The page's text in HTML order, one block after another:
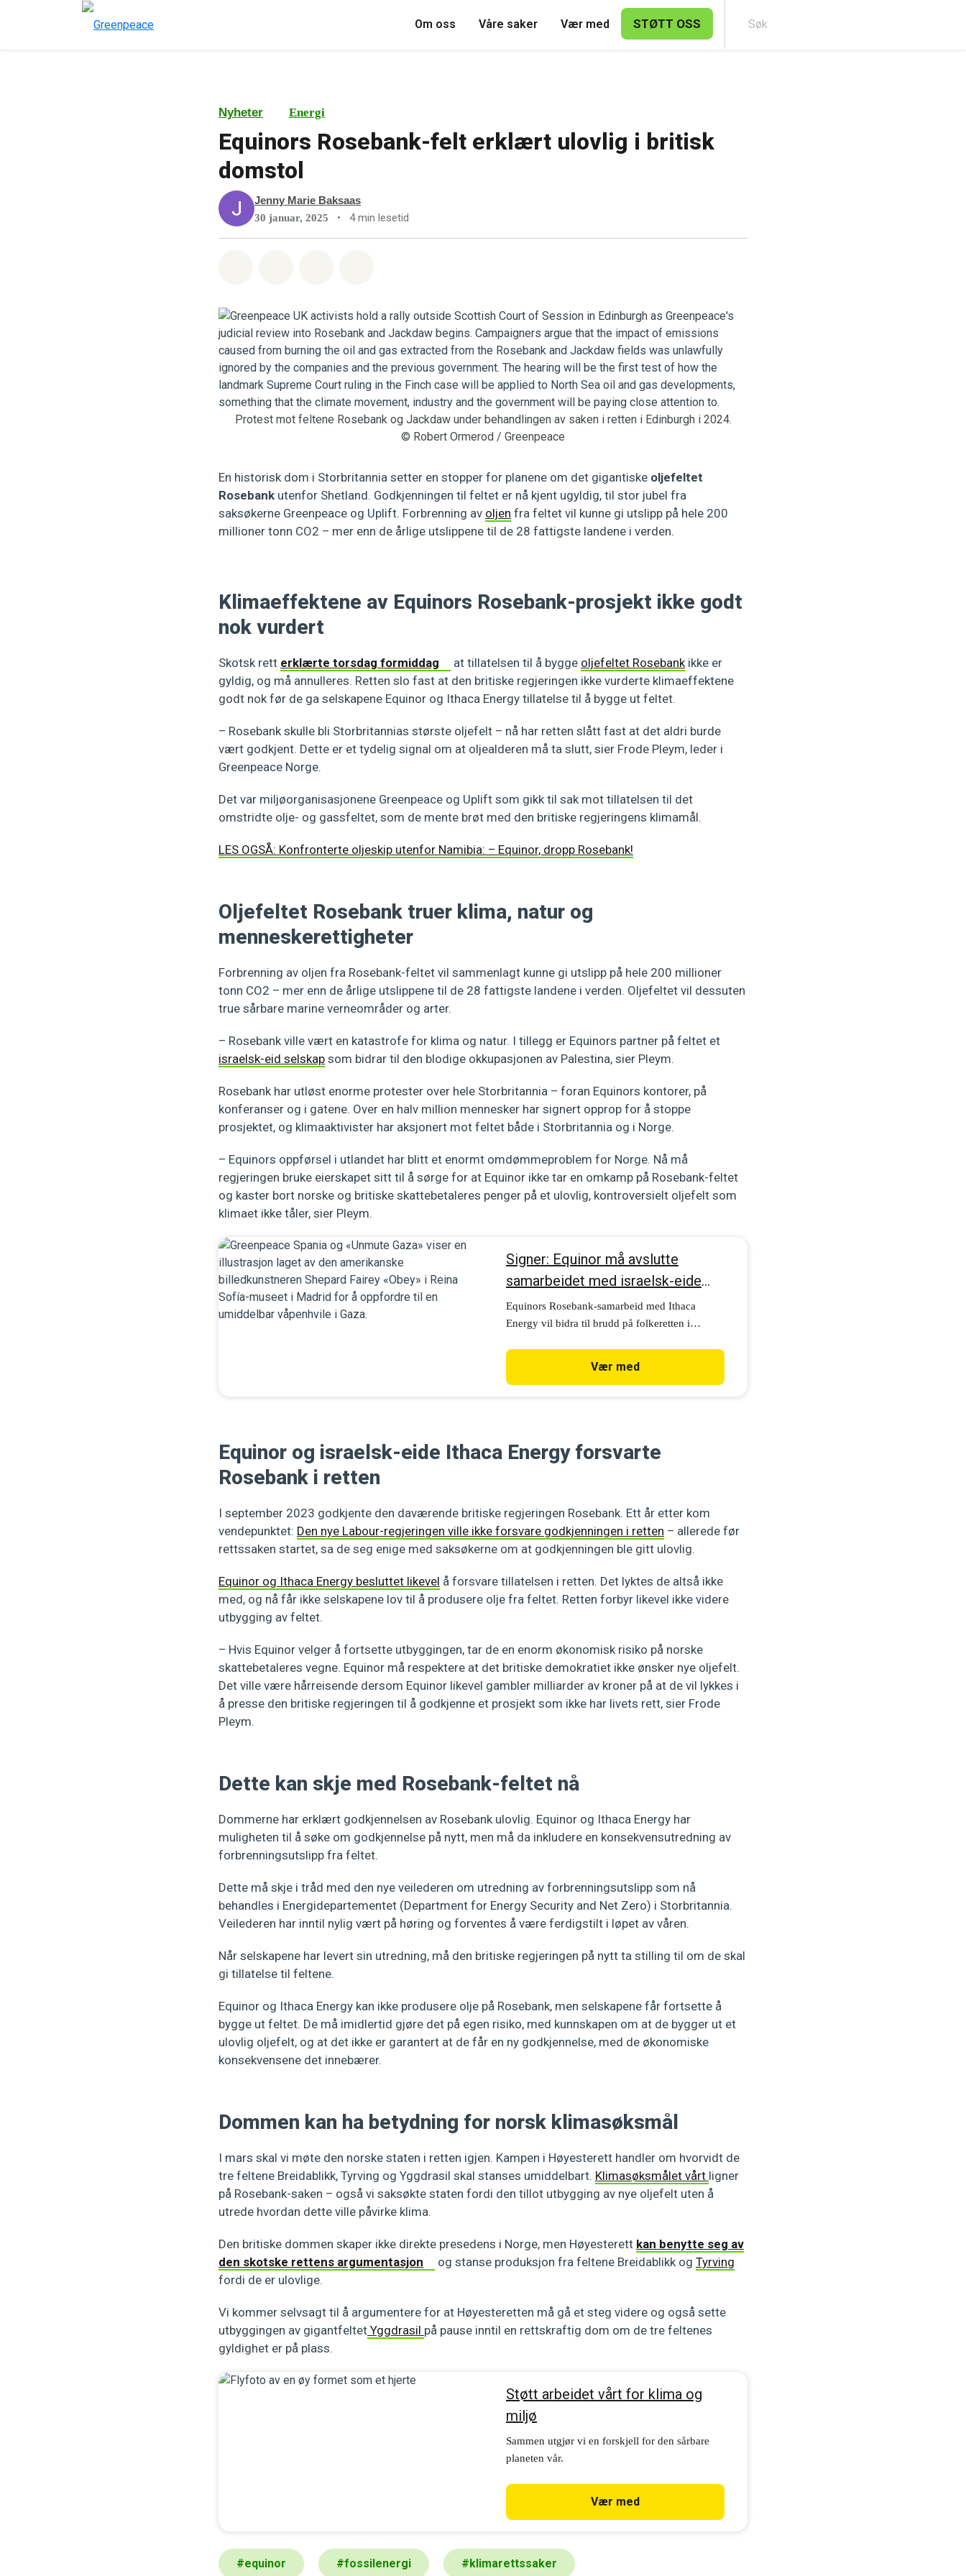
Om oss Våre saker Vær med STØTT OSS
Nyheter Energi
Equinors Rosebank-felt erklært ulovlig i britisk
domstol
Jenny Marie Baksaas
30 januar, 2025 • 4 min lesetid
Protest mot feltene Rosebank og Jackdaw under behandlingen av saken i retten i Edinburgh i 2024.
© Robert Ormerod / Greenpeace
En historisk dom i Storbritannia setter en stopper for planene om det gigantiske oljefeltet
Rosebank utenfor Shetland. Godkjenningen til feltet er nå kjent ugyldig, til stor jubel fra
saksøkerne Greenpeace og Uplift. Forbrenning av oljen fra feltet vil kunne gi utslipp på hele 200
millioner tonn CO2 – mer enn de årlige utslippene til de 28 fattigste landene i verden.
Klimaeffektene av Equinors Rosebank-prosjekt ikke godt
nok vurdert
Skotsk rett erklærte torsdag formiddag at tillatelsen til å bygge oljefeltet Rosebankikke er
gyldig, og må annulleres. Retten slo fast at den britiske regjeringen ikke vurderte klimaeffektene
godt nok før de ga selskapene Equinor og Ithaca Energy tillatelse til å bygge ut feltet.
– Rosebank skulle bli Storbritannias største oljefelt – nå har retten slått fast at det aldri burde
vært godkjent. Dette er et tydelig signal om at oljealderen må ta slutt, sier Frode Pleym, leder i
Greenpeace Norge.
Det var miljøorganisasjonene Greenpeace og Uplift som gikk til sak mot tillatelsen til det
omstridte olje- og gassfeltet, som de mente brøt med den britiske regjeringens klimamål.
LES OGSÅ: Konfronterte oljeskip utenfor Namibia: – Equinor, dropp Rosebank!
Oljefeltet Rosebank truer klima, natur og
menneskerettigheter
Forbrenning av oljen fra Rosebank-feltet vil sammenlagt kunne gi utslipp på hele 200 millioner
tonn CO2 – mer enn de årlige utslippene til de 28 fattigste landene i verden. Oljefeltet vil dessuten
true sårbare marine verneområder og arter.
– Rosebank ville vært en katastrofe for klima og natur. I tillegg er Equinors partner på feltet et
israelsk-eid selskap som bidrar til den blodige okkupasjonen av Palestina, sier Pleym.
Rosebank har utløst enorme protester over hele Storbritannia – foran Equinors kontorer, på
konferanser og i gatene. Over en halv million mennesker har signert opprop for å stoppe
prosjektet, og klimaaktivister har aksjonert mot feltet både i Storbritannia og i Norge.
– Equinors oppførsel i utlandet har blitt et enormt omdømmeproblem for Norge. Nå må
regjeringen bruke eierskapet sitt til å sørge for at Equinor ikke tar en omkamp på Rosebank-feltet
og kaster bort norske og britiske skattebetaleres penger på et ulovlig, kontroversielt oljefelt som
klimaet ikke tåler, sier Pleym.
Signer: Equinor må avslutte
samarbeidet med israelsk-eide
Ithaca Energy
Equinors Rosebank-samarbeid med Ithaca
Energy vil bidra til brudd på folkeretten i
selskap, israelske Delek Group.
Vær med
Equinor og israelsk-eide Ithaca Energy forsvarte
Rosebank i retten
I september 2023 godkjente den daværende britiske regjeringen Rosebank. Ett år etter kom
vendepunktet: Den nye Labour-regjeringen ville ikke forsvare godkjenningen i retten – allerede før
rettssaken startet, sa de seg enige med saksøkerne om at godkjenningen ble gitt ulovlig.
Equinor og Ithaca Energy besluttet likevel å forsvare tillatelsen i retten. Det lyktes de altså ikke
med, og nå får ikke selskapene lov til å produsere olje fra feltet. Retten forbyr likevel ikke videre
utbygging av feltet.
– Hvis Equinor velger å fortsette utbyggingen, tar de en enorm økonomisk risiko på norske
skattebetaleres vegne. Equinor må respektere at det britiske demokratiet ikke ønsker nye oljefelt.
Det ville være hårreisende dersom Equinor likevel gambler milliarder av kroner på at de vil lykkes i
å presse den britiske regjeringen til å godkjenne et prosjekt som ikke har livets rett, sier Frode
Pleym.
Dette kan skje med Rosebank-feltet nå
Dommerne har erklært godkjennelsen av Rosebank ulovlig. Equinor og Ithaca Energy har
muligheten til å søke om godkjennelse på nytt, men må da inkludere en konsekvensutredning av
forbrenningsutslipp fra feltet.
Dette må skje i tråd med den nye veilederen om utredning av forbrenningsutslipp som nå
behandles i Energidepartementet (Department for Energy Security and Net Zero) i Storbritannia.
Veilederen har inntil nylig vært på høring og forventes å være ferdigstilt i løpet av våren.
Når selskapene har levert sin utredning, må den britiske regjeringen på nytt ta stilling til om de skal
gi tillatelse til feltene.
Equinor og Ithaca Energy kan ikke produsere olje på Rosebank, men selskapene får fortsette å
bygge ut feltet. De må imidlertid gjøre det på egen risiko, med kunnskapen om at de bygger ut et
ulovlig oljefelt, og at det ikke er garantert at de får en ny godkjennelse, med de økonomiske
konsekvensene det innebærer.
Dommen kan ha betydning for norsk klimasøksmål
I mars skal vi møte den norske staten i retten igjen. Kampen i Høyesterett handler om hvorvidt de
tre feltene Breidablikk, Tyrving og Yggdrasil skal stanses umiddelbart. Klimasøksmålet vårt ligner
på Rosebank-saken – også vi saksøkte staten fordi den tillot utbygging av nye oljefelt uten å
utrede hvordan dette ville påvirke klima.
Den britiske dommen skaper ikke direkte presedens i Norge, men Høyesterett kan benytte seg av
den skotske rettens argumentasjon
og stanse produksjon fra feltene Breidablikk og Tyrving
fordi de er ulovlige.
Vi kommer selvsagt til å argumentere for at Høyesteretten må gå et steg videre og også sette
utbyggingen av gigantfeltet Yggdrasil på pause inntil en rettskraftig dom om de tre feltenes
gyldighet er på plass.
Støtt arbeidet vårt for klima og
miljø
Sammen utgjør vi en forskjell for den sårbare
planeten vår.
Vær med
#equinor #fossilenergi #klimarettssaker